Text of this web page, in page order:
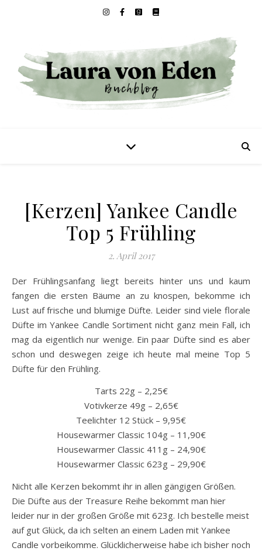
[Kerzen] Yankee Candle
Top 5 Frühling
2. April 2017
Der Frühlingsanfang liegt bereits hinter uns und kaum
fangen die ersten Bäume an zu knospen, bekomme ich
Lust auf frische und blumige Düfte. Leider sind viele florale
Düfte im Yankee Candle Sortiment nicht ganz mein Fall, ich
mag da eigentlich nur wenige. Ein paar Düfte sind es aber
schon und deswegen zeige ich heute mal meine Top 5
Düfte für den Frühling.
Tarts 22g – 2,25€
Votivkerze 49g – 2,65€
Teelichter 12 Stück – 9,95€
Housewarmer Classic 104g – 11,90€
Housewarmer Classic 411g – 24,90€
Housewarmer Classic 623g – 29,90€
Nicht alle Kerzen bekommt ihr in allen gängigen Größen.
Die Düfte aus der Treasure Reihe bekommt man hier
leider nur in der großen Größe mit 623g. Ich bestelle meist
auf gut Glück, da ich selten an einem Laden mit Yankee
Candle vorbeikomme. Glücklicherweise habe ich bisher noch